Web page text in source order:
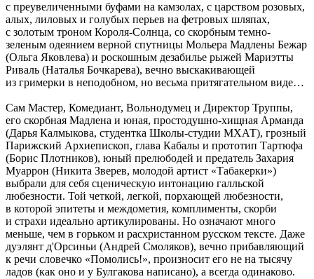
с преувеличенными буфами на камзолах, с царством розовых,
алых, лиловых и голубых перьев на фетровых шляпах,
с золотым троном Короля-Солнца, со скорбным темно-
зеленым одеянием верной спутницы Мольера Мадлены Бежар
(Ольга Яковлева) и роскошным дезабилье рыжей Мариэтты
Риваль (Наталья Бочкарева), вечно выскакивающей
из гримерки в неподобном, но весьма притягательном виде…
Сам Мастер, Комедиант, Вольнодумец и Директор Труппы,
его скорбная Мадлена и юная, простодушно-хищная Арманда
(Дарья Калмыкова, студентка Школы-студии МХАТ), грозный
Парижский Архиепископ, глава Кабалы и прототип Тартюфа
(Борис Плотников), юный прелюбодей и предатель Захария
Муаррон (Никита Зверев, молодой артист «Табакерки»)
выбрали для себя сценическую интонацию галльской
любезности. Той четкой, легкой, порхающей любезности,
в которой эпитеты и междометия, комплименты, скорби
и страхи идеально артикулированы. Но означают много
меньше, чем в горьком и расхристанном русском тексте. Даже
дуэлянт д'Орсиньи (Андрей Смоляков), вечно прибавляющий
к речи словечко «Помолись!», произносит его не на тысячу
ладов (как оно и у Булгакова написано), а всегда одинаково.